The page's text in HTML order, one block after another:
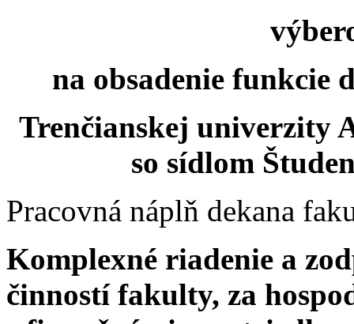
na obsadenie funkcie
Trenčianskej univerzity
so sídlom
Pracovná náplň dekana
Komplexné riadenie a
činností fakulty, za